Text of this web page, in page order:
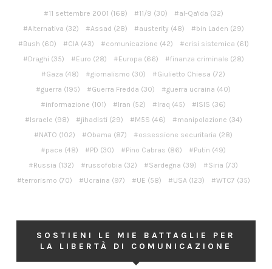
11 settembre 2001 (168) 11/9 (30) al-Qa'ida (32)
Alternativa (32) Assad (28) austerity (48) bin Laden (29)
Bush (60) CIA (43) comunicazione (42) crisi sistemica (61)
Draghi (35) Euro (28) Europa (66) finanza criminale (28)
Gaza (48) giornalismo (30) Giulietto Chiesa (72)
guerra (195) Guerra Fredda (30) guerra ucraina (40)
informazione (101) Iran (52) Iraq (45) ISIS (36)
Israele (98) jihadisti (29) M5S (46) manipolazione (34)
NATO (102) Obama (87) ossessione securitaria (28)
pace (48) PD (30) Pino Cabras (86) Putin (49)
Russia (132) russofobia (32) Sardegna (39) Siria (73)
terrorismo (70) Ucraina (97) UE (58) USA (123) WTC7 (35)
SOSTIENI LE MIE BATTAGLIE PER
LA LIBERTÀ DI COMUNICAZIONE